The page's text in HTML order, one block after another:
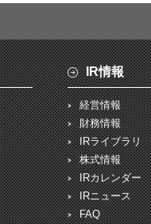
IR情報
経営情報
財務情報
IRライブラリ
株式情報
IRカレンダー
IRニュース
FAQ